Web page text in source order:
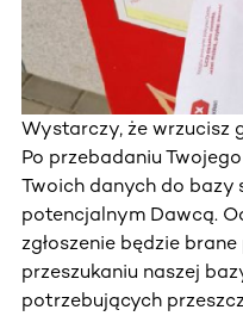
Wystarczy, że wrzucisz
Po przebadaniu
Twoich danych do
potencjalnym Dawcą.
zgłoszenie będzie
przeszukaniu naszej
potrzebujących